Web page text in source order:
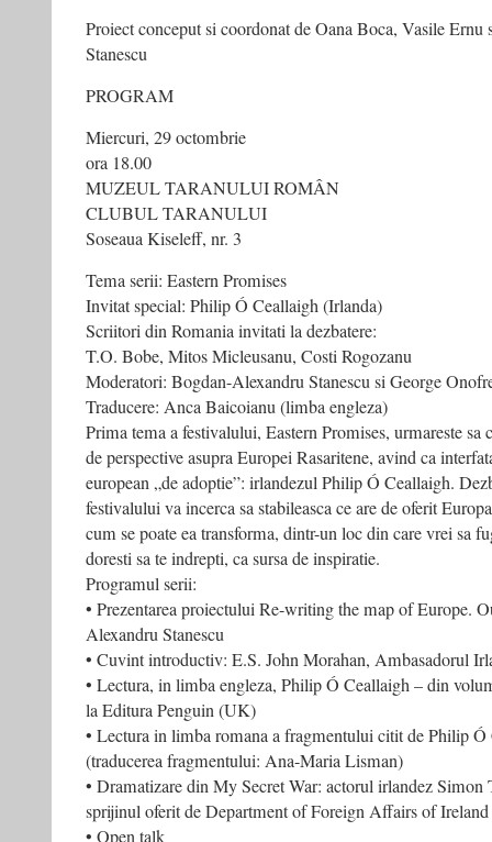
Proiect conceput si coordonat de Oana Boca, Vasile
Stanescu
PROGRAM
Miercuri, 29 octombrie
ora 18.00
MUZEUL TARANULUI ROMÂN
CLUBUL TARANULUI
Soseaua Kiseleff, nr. 3
Tema serii: Eastern Promises
Invitat special: Philip Ó Ceallaigh (Irlanda)
Scriitori din Romania invitati la dezbatere:
T.O. Bobe, Mitos Micleusanu, Costi Rogozanu
Moderatori: Bogdan-Alexandru Stanescu si George
Traducere: Anca Baicoianu (limba engleza)
Prima tema a festivalului, Eastern Promises, urmareste sa
de perspective asupra Europei Rasaritene, avind ca
european „de adoptie”: irlandezul Philip Ó Ceallaigh.
festivalului va incerca sa stabileasca ce are de oferit
cum se poate ea transforma, dintr-un loc din care vrei sa
doresti sa te indrepti, ca sursa de inspiratie.
Programul serii:
• Prezentarea proiectului Re-writing the map of Europe.
Alexandru Stanescu
• Cuvint introductiv: E.S. John Morahan, Ambasadorul
• Lectura, in limba engleza, Philip Ó Ceallaigh – din
la Editura Penguin (UK)
• Lectura in limba romana a fragmentului citit de Philip
(traducerea fragmentului: Ana-Maria Lisman)
• Dramatizare din My Secret War: actorul irlandez
sprijinul oferit de Department of Foreign Affairs of Ireland
• Open talk